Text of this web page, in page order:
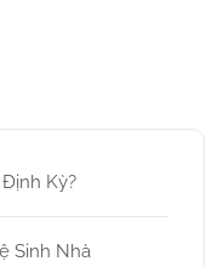
Kỳ?
Sinh Nhà